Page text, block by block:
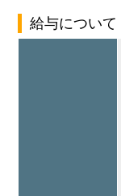
給与について